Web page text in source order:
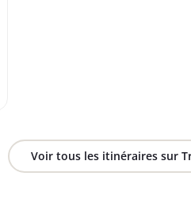
Voir tous les itinéraires sur